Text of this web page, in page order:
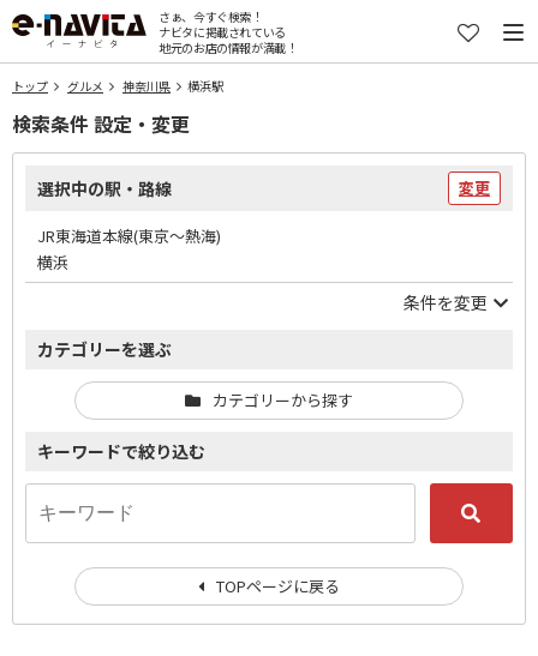
さぁ、今すぐ検索！
ナビタに掲載されている
地元のお店の情報が満載！
トップ グルメ 神奈川県 横浜駅
検索条件 設定・変更
選択中の駅・路線 変更
JR東海道本線(東京～熱海)
横浜
条件を変更
カテゴリーを選ぶ
カテゴリーから探す
キーワードで絞り込む
TOPページに戻る